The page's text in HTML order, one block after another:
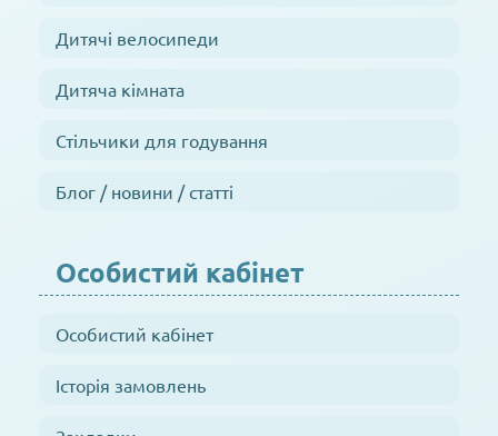
Дитячі велосипеди
Дитяча кімната
Стільчики для годування
Блог / новини / статті
Особистий кабінет
Особистий кабінет
Історія замовлень